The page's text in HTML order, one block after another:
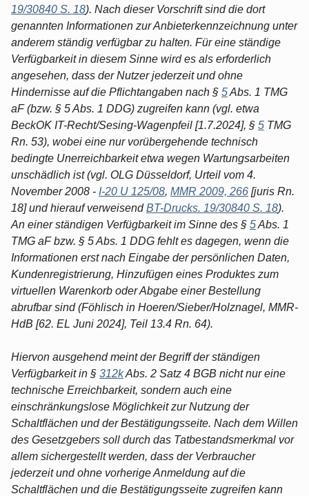
19/30840 S. 18). Nach dieser Vorschrift sind die dort
genannten Informationen zur Anbieterkennzeichnung unter
anderem ständig verfügbar zu halten. Für eine ständige
Verfügbarkeit in diesem Sinne wird es als erforderlich
angesehen, dass der Nutzer jederzeit und ohne
Hindernisse auf die Pflichtangaben nach § 5Abs. 1 TMG
aF (bzw. § 5 Abs. 1 DDG) zugreifen kann (vgl. etwa
BeckOK IT-Recht/Sesing-Wagenpfeil [1.7.2024], § 5 TMG
Rn. 53), wobei eine nur vorübergehende technisch
bedingte Unerreichbarkeit etwa wegen Wartungsarbeiten
unschädlich ist (vgl. OLG Düsseldorf, Urteil vom 4.
November 2008 - I-20 U 125/08, MMR 2009, 266 [juris Rn.
18] und hierauf verweisendBT-Drucks. 19/30840 S. 18).
An einer ständigen Verfügbarkeit im Sinne des § 5Abs. 1
TMG aF bzw. § 5 Abs. 1 DDG fehlt es dagegen, wenn die
Informationen erst nach Eingabe der persönlichen Daten,
Kundenregistrierung, Hinzufügen eines Produktes zum
virtuellen Warenkorb oder Abgabe einer Bestellung
abrufbar sind (Föhlisch in Hoeren/Sieber/Holznagel, MMR-
HdB [62. EL Juni 2024], Teil 13.4 Rn. 64).
Hiervon ausgehend meint der Begriff der ständigen
Verfügbarkeit in § 312kAbs. 2 Satz 4 BGB nicht nur eine
technische Erreichbarkeit, sondern auch eine
einschränkungslose Möglichkeit zur Nutzung der
Schaltflächen und der Bestätigungsseite. Nach dem Willen
des Gesetzgebers soll durch das Tatbestandsmerkmal vor
allem sichergestellt werden, dass der Verbraucher
jederzeit und ohne vorherige Anmeldung auf die
Schaltflächen und die Bestätigungsseite zugreifen kann